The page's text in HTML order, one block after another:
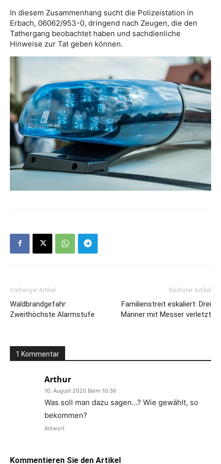
In diesem Zusammenhang sucht die Polizeistation in
Erbach, 06062/953-0, dringend nach Zeugen, die den
Tathergang beobachtet haben und sachdienliche
Hinweise zur Tat geben können.
Vorheriger Artikel
Waldbrandgefahr:
Zweithöchste Alarmstufe
Nächster Artikel
Familienstreit eskaliert: Drei
Männer mit Messer verletzt
1 Kommentar
Arthur
10. August 2020 Beim 10:36
Was soll man dazu sagen…? Wie gewählt, so
bekommen?
Antwort
Kommentieren Sie den Artikel